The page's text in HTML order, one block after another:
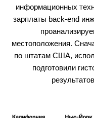
информационных
зарплаты back-end
местоположения.
по штатам США,
подготовили